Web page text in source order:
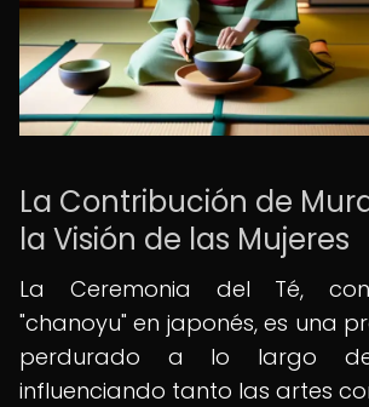
La Contribución de
la Visión de las Mujeres
La Ceremonia del Té,
"chanoyu" en japonés, es una
perdurado a lo largo
influenciando tanto las artes